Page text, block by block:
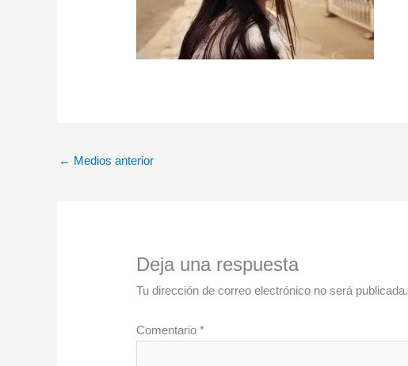
← Medios anterior
Deja una respuesta
Tu dirección de correo electrónico no será publicada.
Comentario*